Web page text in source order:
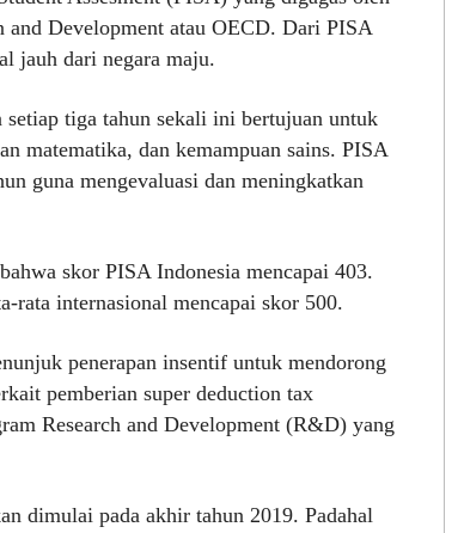
Development atau OECD. Dari PISA
jauh dari negara maju.
tiga tahun sekali ini bertujuan untuk
matematika, dan kemampuan sains. PISA
guna mengevaluasi dan meningkatkan
skor PISA Indonesia mencapai 403.
rata internasional mencapai skor 500.
penerapan insentif untuk mendorong
pemberian super deduction tax
Research and Development (R&D) yang
dimulai pada akhir tahun 2019. Padahal